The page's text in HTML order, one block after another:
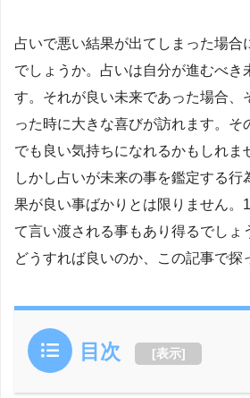
占いで悪い結果が出てしまった場合
でしょうか。占いは自分が進むべき
す。それが良い未来であった場合、
った時に大きな喜びが訪れます。そ
でも良い気持ちになれるかもしれま
しかし占いが未来の事を鑑定する行
果が良い事ばかりとは限りません。
て言い渡される事もあり得るでしょ
どうすれば良いのか、この記事で探
目次 [表示]